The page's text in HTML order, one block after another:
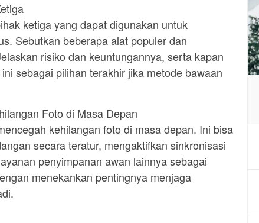
ketiga yang dapat digunakan untuk
Sebutkan beberapa alat populer dan
risiko dan keuntungannya, serta kapan
sebagai pilihan terakhir jika metode bawaan
Foto di Masa Depan
kehilangan foto di masa depan. Ini bisa
secara teratur, mengaktifkan sinkronisasi
penyimpanan awan lainnya sebagai
menekankan pentingnya menjaga